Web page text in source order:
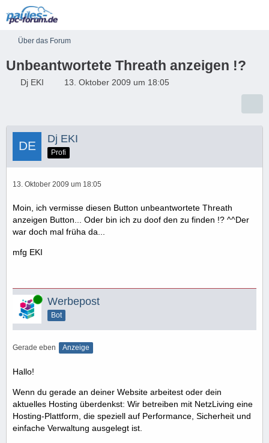
Über das Forum
Unbeantwortete Threath anzeigen !?
Dj EKI 13. Oktober 2009 um 18:05
Dj EKI
Profi
13. Oktober 2009 um 18:05
Moin, ich vermisse diesen Button unbeantwortete Threath
anzeigen Button... Oder bin ich zu doof den zu finden !? ^^Der
war doch mal früha da...
mfg EKI
Online Werbepost
Bot
Gerade eben Anzeige
Hallo!
Wenn du gerade an deiner Website arbeitest oder dein
aktuelles Hosting überdenkst: Wir betreiben mit NetzLiving eine
Hosting-Plattform, die speziell auf Performance, Sicherheit und
einfache Verwaltung ausgelegt ist.